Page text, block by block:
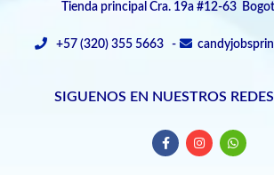
Tienda principal Cra. 19a #12-63
+57 (320) 355 5663 -
SIGUENOS EN NUESTROS